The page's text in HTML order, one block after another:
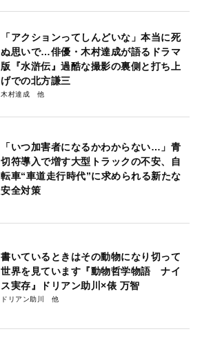
「アクションってしんどいな」本当に死
ぬ思いで…俳優・木村達成が語るドラマ
版『水滸伝』過酷な撮影の裏側と打ち上
げでの北方謙三
木村達成
「いつ加害者になるかわからない…」青
切符導入で増す大型トラックの不安、自
転車“車道走行時代”に求められる新たな
安全対策
書いているときはその動物になり切って
世界を見ています『動物哲学物語 ナイ
ス実存』ドリアン助川×俵 万智
ドリアン助川